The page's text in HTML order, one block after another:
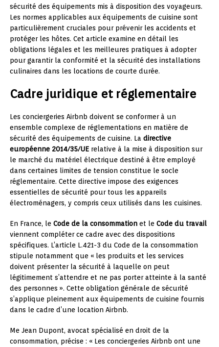
sécurité des équipements mis à disposition des voyageurs.
Les normes applicables aux équipements de cuisine sont
particulièrement cruciales pour prévenir les accidents et
protéger les hôtes. Cet article examine en détail les
obligations légales et les meilleures pratiques à adopter
pour garantir la conformité et la sécurité des installations
culinaires dans les locations de courte durée.
Cadre juridique et réglementaire
Les conciergeries Airbnb doivent se conformer à un
ensemble complexe de réglementations en matière de
sécurité des équipements de cuisine. La directive
européenne 2014/35/UE relative à la mise à disposition sur
le marché du matériel électrique destiné à être employé
dans certaines limites de tension constitue le socle
réglementaire. Cette directive impose des exigences
essentielles de sécurité pour tous les appareils
électroménagers, y compris ceux utilisés dans les cuisines.
En France, le Code de la consommation et le Code du travail
viennent compléter ce cadre avec des dispositions
spécifiques. L’article L.421-3 du Code de la consommation
stipule notamment que « les produits et les services
doivent présenter la sécurité à laquelle on peut
légitimement s’attendre et ne pas porter atteinte à la santé
des personnes ». Cette obligation générale de sécurité
s’applique pleinement aux équipements de cuisine fournis
dans le cadre d’une location Airbnb.
Me Jean Dupont, avocat spécialisé en droit de la
consommation, précise : « Les conciergeries Airbnb ont une